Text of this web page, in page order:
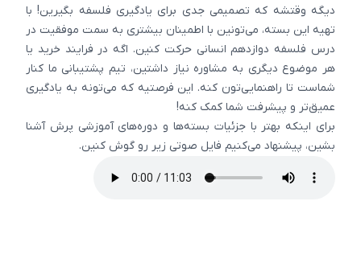
دیگه وقتشه که تصمیمی جدی برای یادگیری فلسفه بگیرین! با
تهیه این بسته، می‌تونین با اطمینان بیشتری به سمت موفقیت در
درس فلسفه دوازدهم انسانی حرکت کنین. اگه در فرایند خرید یا
هر موضوع دیگری به مشاوره نیاز داشتین، تیم پشتیبانی ما کنار
شماست تا راهنمایی‌تون کنه. این فرصتیه که می‌تونه به یادگیری
عمیق‌تر و پیشرفت شما کمک کنه!
برای اینکه بهتر با جزئیات بسته‌ها و دوره‌های آموزشی پرش آشنا
بشین، پیشنهاد می‌کنیم فایل صوتی زیر رو گوش کنین.